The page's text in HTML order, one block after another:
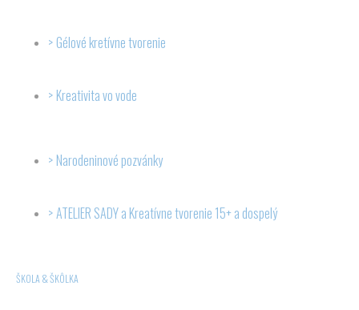
Gélové kretívne tvorenie
Kreativita vo vode
Narodeninové pozvánky
ATELIER SADY a Kreatívne tvorenie 15+ a dospelý
ŠKOLA & ŠKÔLKA